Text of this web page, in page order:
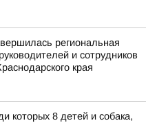
региональная
и сотрудников
края
которых 8 детей и собака,